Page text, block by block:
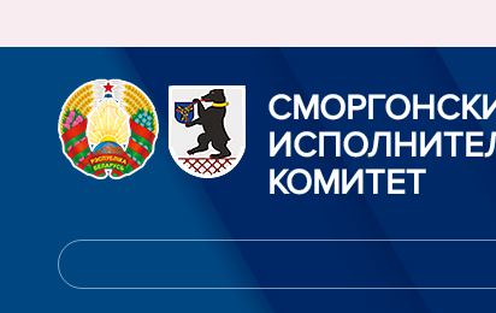
КОМИТЕТ